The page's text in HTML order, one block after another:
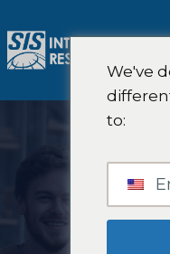
텐
츠
We've
to: